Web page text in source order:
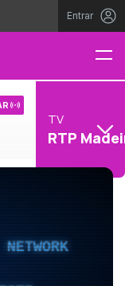
Entrar
TV
RTP